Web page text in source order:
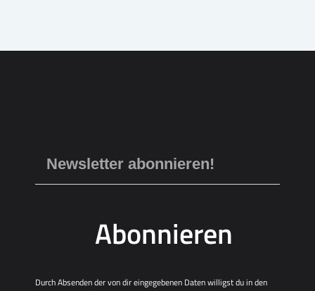
Abonnieren
Durch Absenden der von dir eingegebenen Daten willigst du in den